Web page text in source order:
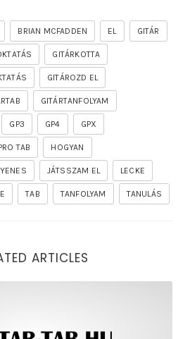
BRIAN MCFADDEN EL GITÁR
GITÁRKOTTA
GITÁROZD EL
GITÁRTANFOLYAM
GP3 GP4 GPX
TAB HOGYAN
JÁTSSZAM EL LECKE
TAB TANFOLYAM TANULÁS
ARTICLES